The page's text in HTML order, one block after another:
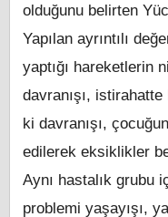
olduğunu belirten
Yapılan ayrıntılı
yaptığı hareketlerin
davranışı,
ki davranışı,
edilerek eksiklikler
Aynı hastalık grubu
problemi yaşayışı,